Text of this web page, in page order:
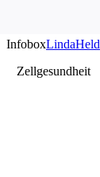
InfoboxLindaHeld
Zellgesundheit